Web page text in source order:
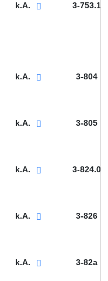
k.A. 3-753.1
k.A. 3-804
k.A. 3-805
k.A. 3-824.0
k.A. 3-826
k.A. 3-82a